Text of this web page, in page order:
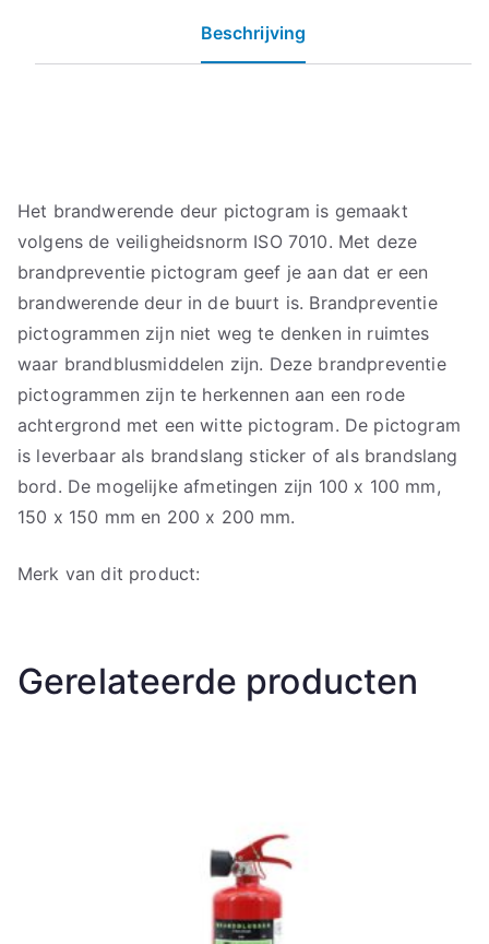
Beschrijving
Het brandwerende deur pictogram is gemaakt
volgens de veiligheidsnorm ISO 7010. Met deze
brandpreventie pictogram geef je aan dat er een
brandwerende deur in de buurt is. Brandpreventie
pictogrammen zijn niet weg te denken in ruimtes
waar brandblusmiddelen zijn. Deze brandpreventie
pictogrammen zijn te herkennen aan een rode
achtergrond met een witte pictogram. De pictogram
is leverbaar als brandslang sticker of als brandslang
bord. De mogelijke afmetingen zijn 100 x 100 mm,
150 x 150 mm en 200 x 200 mm.
Merk van dit product:
Gerelateerde producten